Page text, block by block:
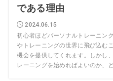
である理由
2024.06.15
初心者ほどパーソナルトレーニン
やトレーニングの世界に飛び込む
機会を提供してくれます。しかし
レーニングを始めればよいのか、